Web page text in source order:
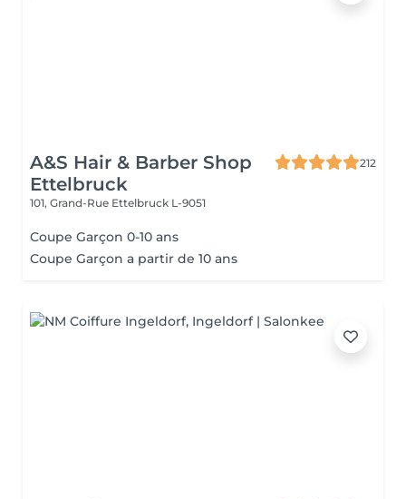
A&S Hair & Barber Shop
Ettelbruck
212
101, Grand-Rue Ettelbruck L-9051
Coupe Garçon 0-10 ans
Coupe Garçon a partir de 10 ans